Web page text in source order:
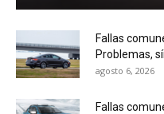
Fallas
Problemas,
agosto 6, 2026
Fallas